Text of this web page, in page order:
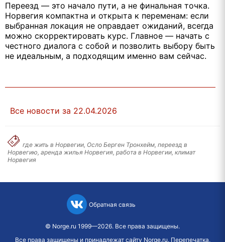
Переезд — это начало пути, а не финальная точка.
Норвегия компактна и открыта к переменам: если
выбранная локация не оправдает ожиданий, всегда
можно скорректировать курс. Главное — начать с
честного диалога с собой и позволить выбору быть
не идеальным, а подходящим именно вам сейчас.
Все новости за 22.04.2026
где жить в Норвегии, Осло Берген Тронхейм, переезд в
Норвегию, аренда жилья Норвегия, работа в Норвегии, климат
Норвегия
Обратная связь
© Norge.ru 1999—2026. Все права защищены.
Все права защищены и принадлежат сайту Norge.ru. Перепечатка,